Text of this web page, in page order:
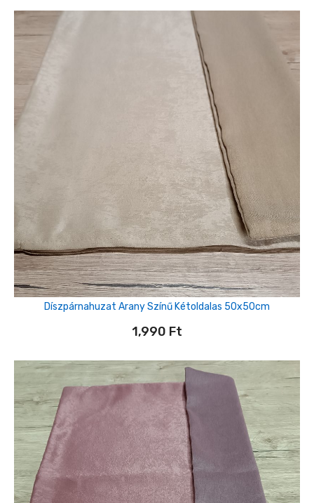
Díszpárnahuzat Arany Színű Kétoldalas 50x50cm
1,990 Ft